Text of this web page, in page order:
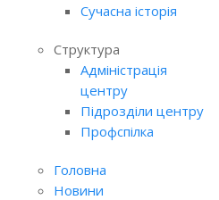
Сучасна історія
Структура
Адміністрація
центру
Підрозділи центру
Профспілка
Головна
Новини